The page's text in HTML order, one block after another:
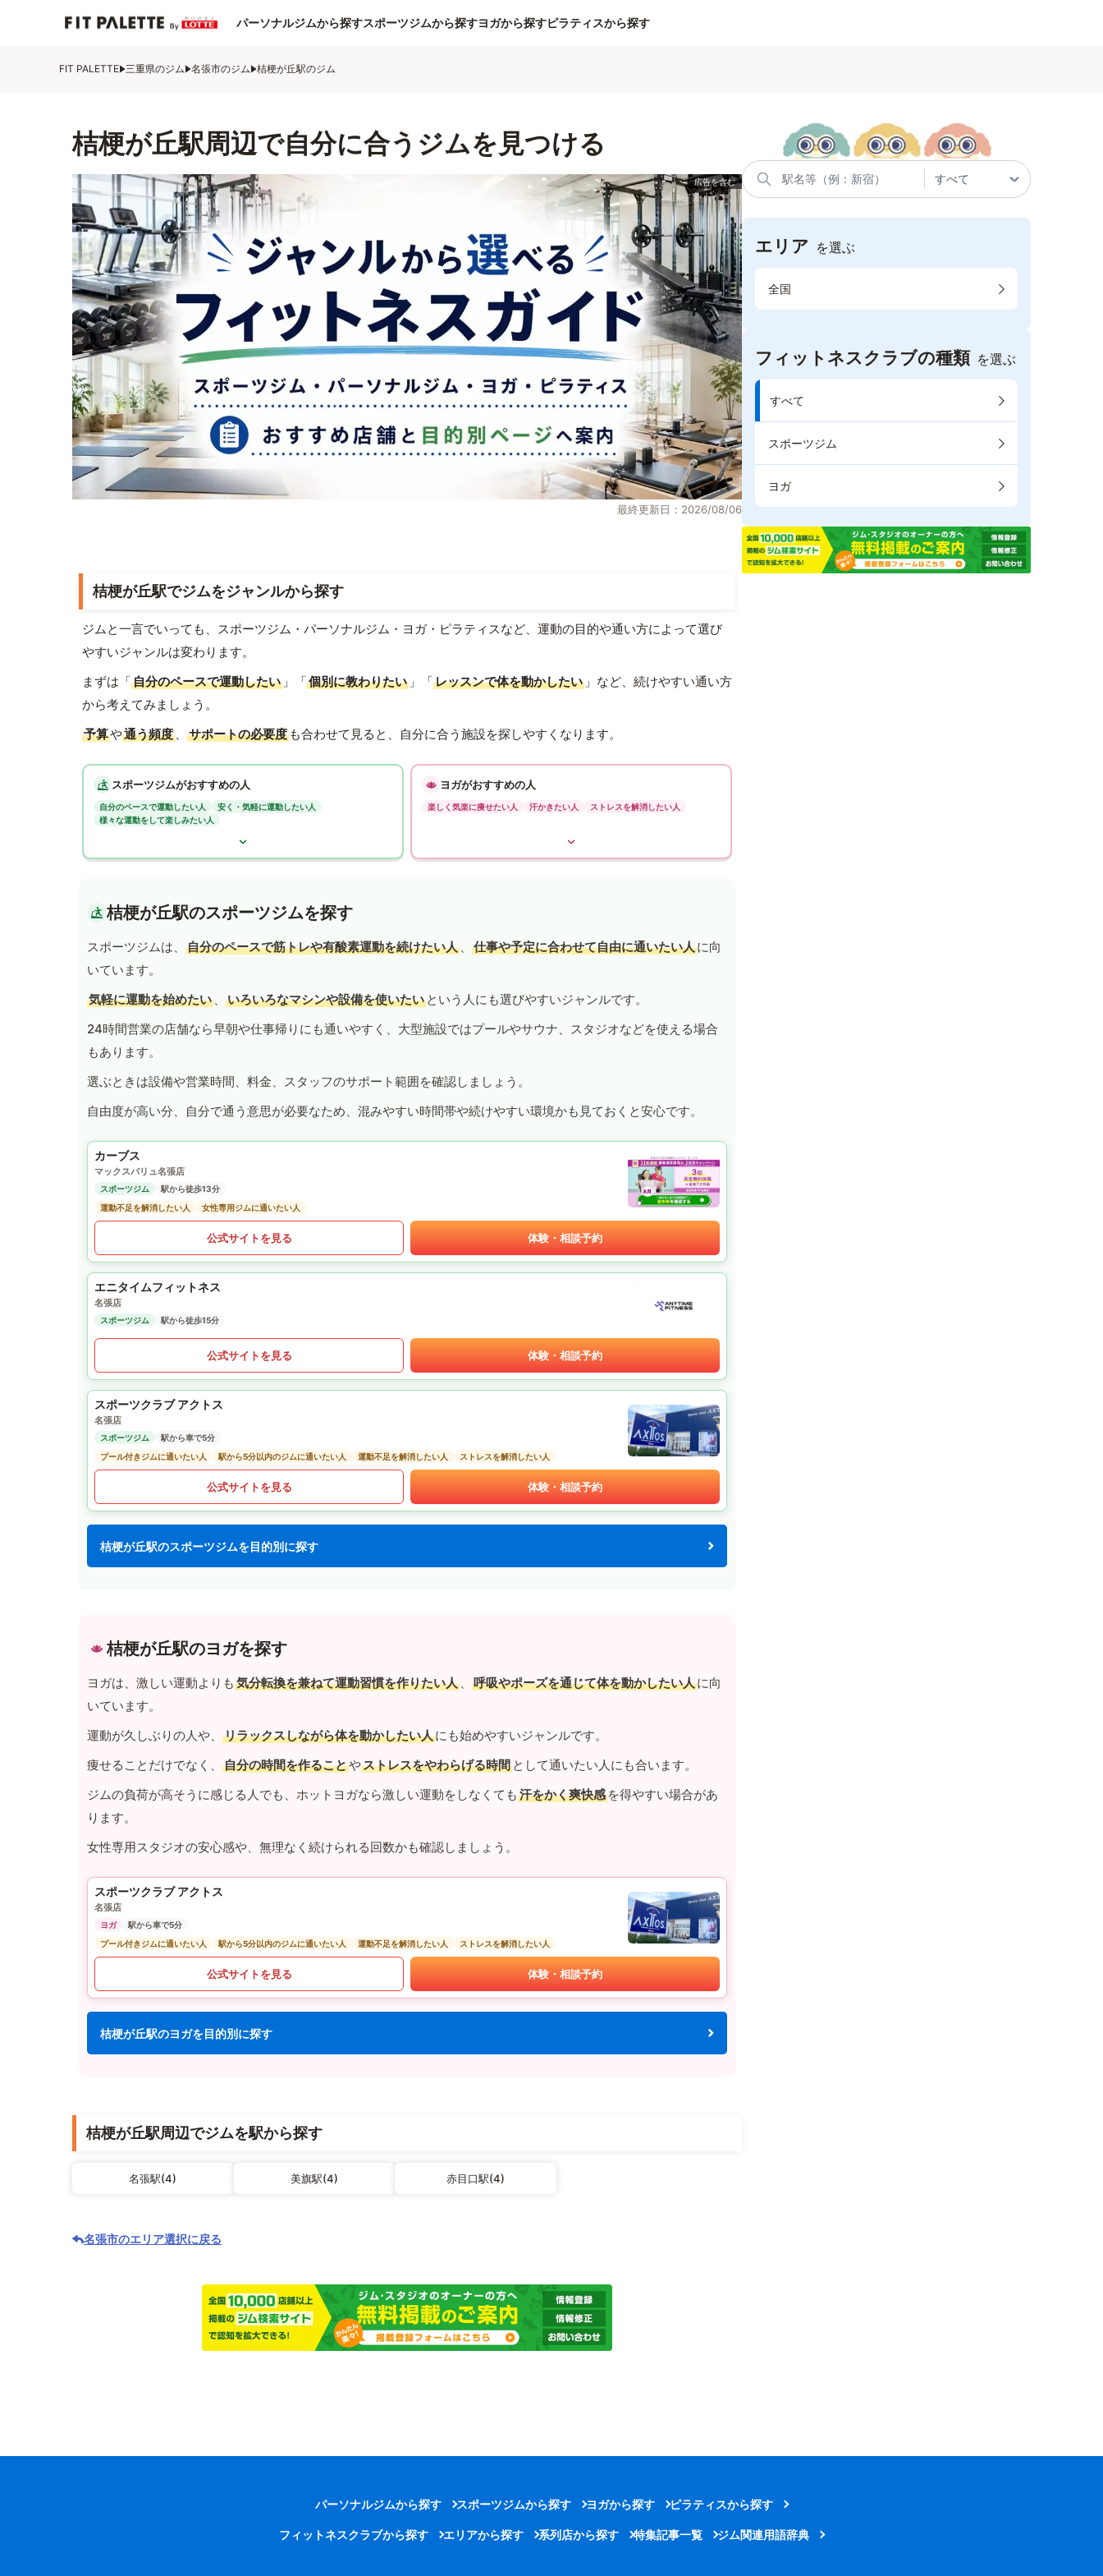
パーソナルジムから探すスポーツジムから探すヨガから探すピラティスから探す
FIT PALETTE 三重県のジム 名張市のジム 桔梗が丘駅のジム
桔梗が丘駅周辺で自分に合うジムを見つける
最終更新日：2026/08/06
桔梗が丘駅でジムをジャンルから探す
ジムと一言でいっても、スポーツジム・パーソナルジム・ヨガ・ピラティスなど、運動の目的や通い方によって選び
やすいジャンルは変わります。
まずは「自分のペースで運動したい 」「個別に教わりたい 」「レッスンで体を動かしたい 」など、続けやすい通い方
から考えてみましょう。
予算や通う頻度 、 サポートの必要度 も合わせて見ると、自分に合う施設を探しやすくなります。
スポーツジムがおすすめの人
自分のペースで運動したい人
安く・気軽に運動したい人
様々な運動をして楽しみたい人
ヨガがおすすめの人
楽しく気楽に痩せたい人 汗かきたい人 ストレスを解消したい人
桔梗が丘駅のスポーツジムを探す
スポーツジムは、 自分のペースで筋トレや有酸素運動を続けたい人 、 仕事や予定に合わせて自由に通いたい人に向
いています。
気軽に運動を始めたい 、 いろいろなマシンや設備を使いたい という人にも選びやすいジャンルです。
24時間営業の店舗なら早朝や仕事帰りにも通いやすく、大型施設ではプールやサウナ、スタジオなどを使える場合
もあります。
選ぶときは設備や営業時間、料金、スタッフのサポート範囲を確認しましょう。
自由度が高い分、自分で通う意思が必要なため、混みやすい時間帯や続けやすい環境かも見ておくと安心です。
カーブス
マックスバリュ名張店
スポーツジム
駅から徒歩13分
運動不足を解消したい人
女性専用ジムに通いたい人
公式サイトを見る 体験・相談予約
エニタイムフィットネス
名張店
スポーツジム 駅から徒歩15分
公式サイトを見る 体験・相談予約
スポーツクラブ アクトス
名張店
スポーツジム
駅から車で5分
プール付きジムに通いたい人
駅から5分以内のジムに通いたい人 運動不足を解消したい人 ストレスを解消したい人
公式サイトを見る 体験・相談予約
桔梗が丘駅のスポーツジムを目的別に探す
桔梗が丘駅のヨガを探す
ヨガは、激しい運動よりも 気分転換を兼ねて運動習慣を作りたい人 、 呼吸やポーズを通じて体を動かしたい人に向
いています。
運動が久しぶりの人や、
リラックスしながら体を動かしたい人にも始めやすいジャンルです。
痩せることだけでなく、
自分の時間を作ることやストレスをやわらげる時間 として通いたい人にも合います。
ジムの負荷が高そうに感じる人でも、ホットヨガなら激しい運動をしなくても 汗をかく爽快感 を得やすい場合があ
ります。
女性専用スタジオの安心感や、無理なく続けられる回数かも確認しましょう。
スポーツクラブ アクトス
名張店
ヨガ
駅から車で5分
プール付きジムに通いたい人
駅から5分以内のジムに通いたい人 運動不足を解消したい人 ストレスを解消したい人
公式サイトを見る 体験・相談予約
桔梗が丘駅のヨガを目的別に探す
桔梗が丘駅周辺でジムを駅から探す
名張駅(4) 美旗駅(4) 赤目口駅(4)
名張市のエリア選択に戻る
エリア を選ぶ
全国
フィットネスクラブの種類 を選ぶ
すべて
スポーツジム
ヨガ
パーソナルジムから探す スポーツジムから探す ヨガから探す ピラティスから探す
フィットネスクラブから探す エリアから探す 系列店から探す 特集記事一覧 ジム関連用語辞典